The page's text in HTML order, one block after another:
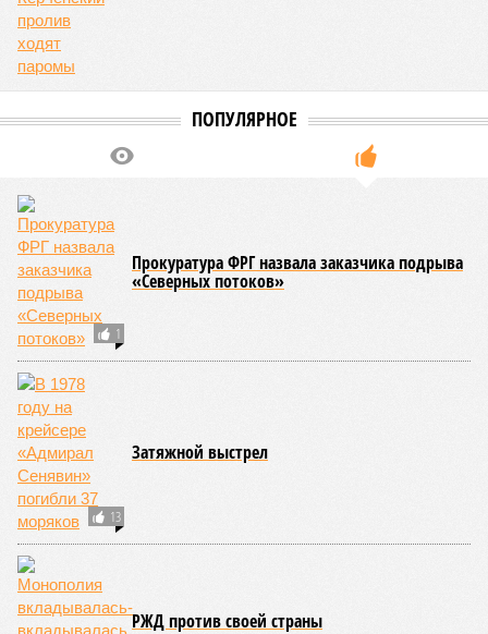
ПОПУЛЯРНОЕ
1
Прокуратура ФРГ назвала заказчика подрыва
«Северных потоков»
13
Затяжной выстрел
РЖД против своей страны